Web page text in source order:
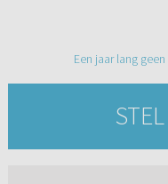
Een jaar lang